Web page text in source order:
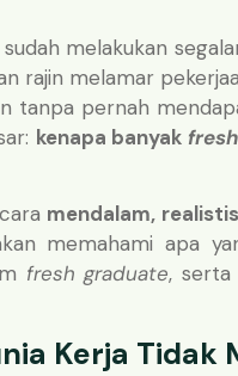
melakukan
rajin melamar
tanpa pernah
kenapa banyak
mendalam,
memahami apa
fresh graduate, serta
Kerja Tidak